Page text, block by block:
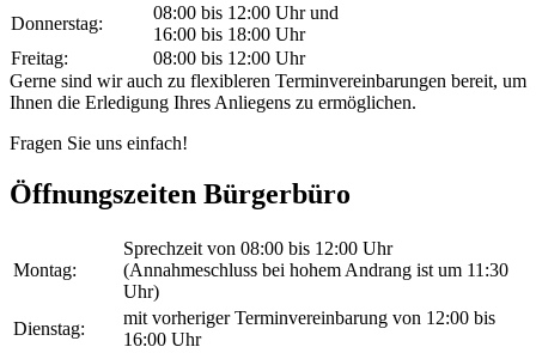
Donnerstag:
08:00 bis 12:00 Uhr und
16:00 bis 18:00 Uhr
Freitag:
08:00 bis 12:00 Uhr
Gerne sind wir auch zu flexibleren Terminvereinbarungen bereit, um
Ihnen die Erledigung Ihres Anliegens zu ermöglichen.
Fragen Sie uns einfach!
Öffnungszeiten Bürgerbüro
Montag:
Sprechzeit von 08:00 bis 12:00 Uhr
(Annahmeschluss bei hohem Andrang ist um 11:30
Uhr)
Dienstag:
mit vorheriger Terminvereinbarung von 12:00 bis
16:00 Uhr